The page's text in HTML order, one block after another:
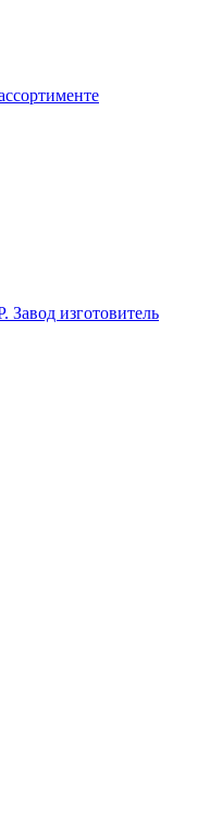
изготовитель